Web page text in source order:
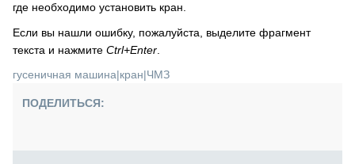
где необходимо установить кран.
Если вы нашли ошибку, пожалуйста, выделите фрагмент
текста и нажмите Ctrl+Enter
гусеничная машина|кран|ЧМЗ
ПОДЕЛИТЬСЯ: